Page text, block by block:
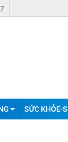
SỨC KHỎE-